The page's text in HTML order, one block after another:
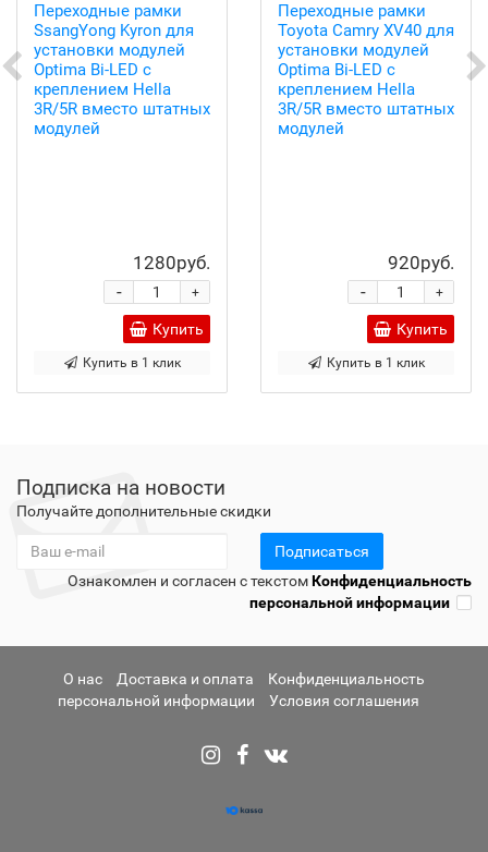
Переходные рамки
SsangYong Kyron для
установки модулей
Optima Bi-LED с
креплением Hella
3R/5R вместо штатных
модулей
1280руб.
+
-
Купить
Купить в 1 клик
Переходные рамки
Toyota Camry XV40 для
установки модулей
Optima Bi-LED с
креплением Hella
3R/5R вместо штатных
модулей
920руб.
+
-
Купить
Купить в 1 клик
Подписка на новости
Получайте дополнительные скидки
Подписаться
Ознакомлен и согласен с текстомКонфиденциальность
персональной информации
О нас Доставка и оплата
Конфиденциальность
персональной информации
Условия соглашения